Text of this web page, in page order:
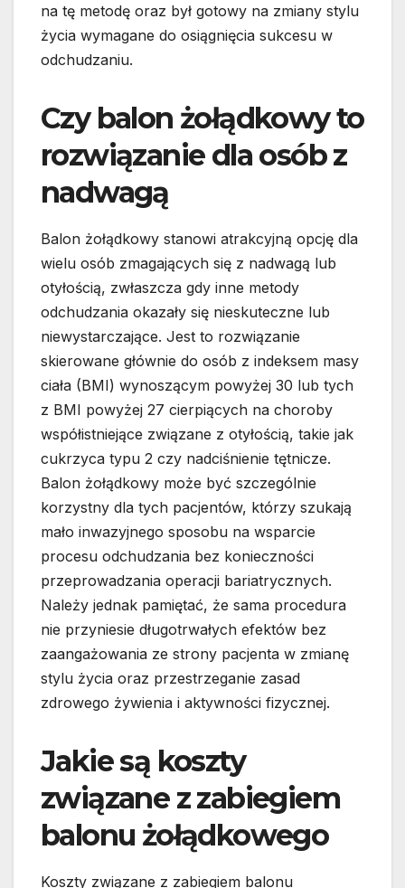
na tę metodę oraz był gotowy na zmiany stylu
życia wymagane do osiągnięcia sukcesu w
odchudzaniu.
Czy balon żołądkowy to
rozwiązanie dla osób z
nadwagą
Balon żołądkowy stanowi atrakcyjną opcję dla
wielu osób zmagających się z nadwagą lub
otyłością, zwłaszcza gdy inne metody
odchudzania okazały się nieskuteczne lub
niewystarczające. Jest to rozwiązanie
skierowane głównie do osób z indeksem masy
ciała (BMI) wynoszącym powyżej 30 lub tych
z BMI powyżej 27 cierpiących na choroby
współistniejące związane z otyłością, takie jak
cukrzyca typu 2 czy nadciśnienie tętnicze.
Balon żołądkowy może być szczególnie
korzystny dla tych pacjentów, którzy szukają
mało inwazyjnego sposobu na wsparcie
procesu odchudzania bez konieczności
przeprowadzania operacji bariatrycznych.
Należy jednak pamiętać, że sama procedura
nie przyniesie długotrwałych efektów bez
zaangażowania ze strony pacjenta w zmianę
stylu życia oraz przestrzeganie zasad
zdrowego żywienia i aktywności fizycznej.
Jakie są koszty
związane z zabiegiem
balonu żołądkowego
Koszty związane z zabiegiem balonu